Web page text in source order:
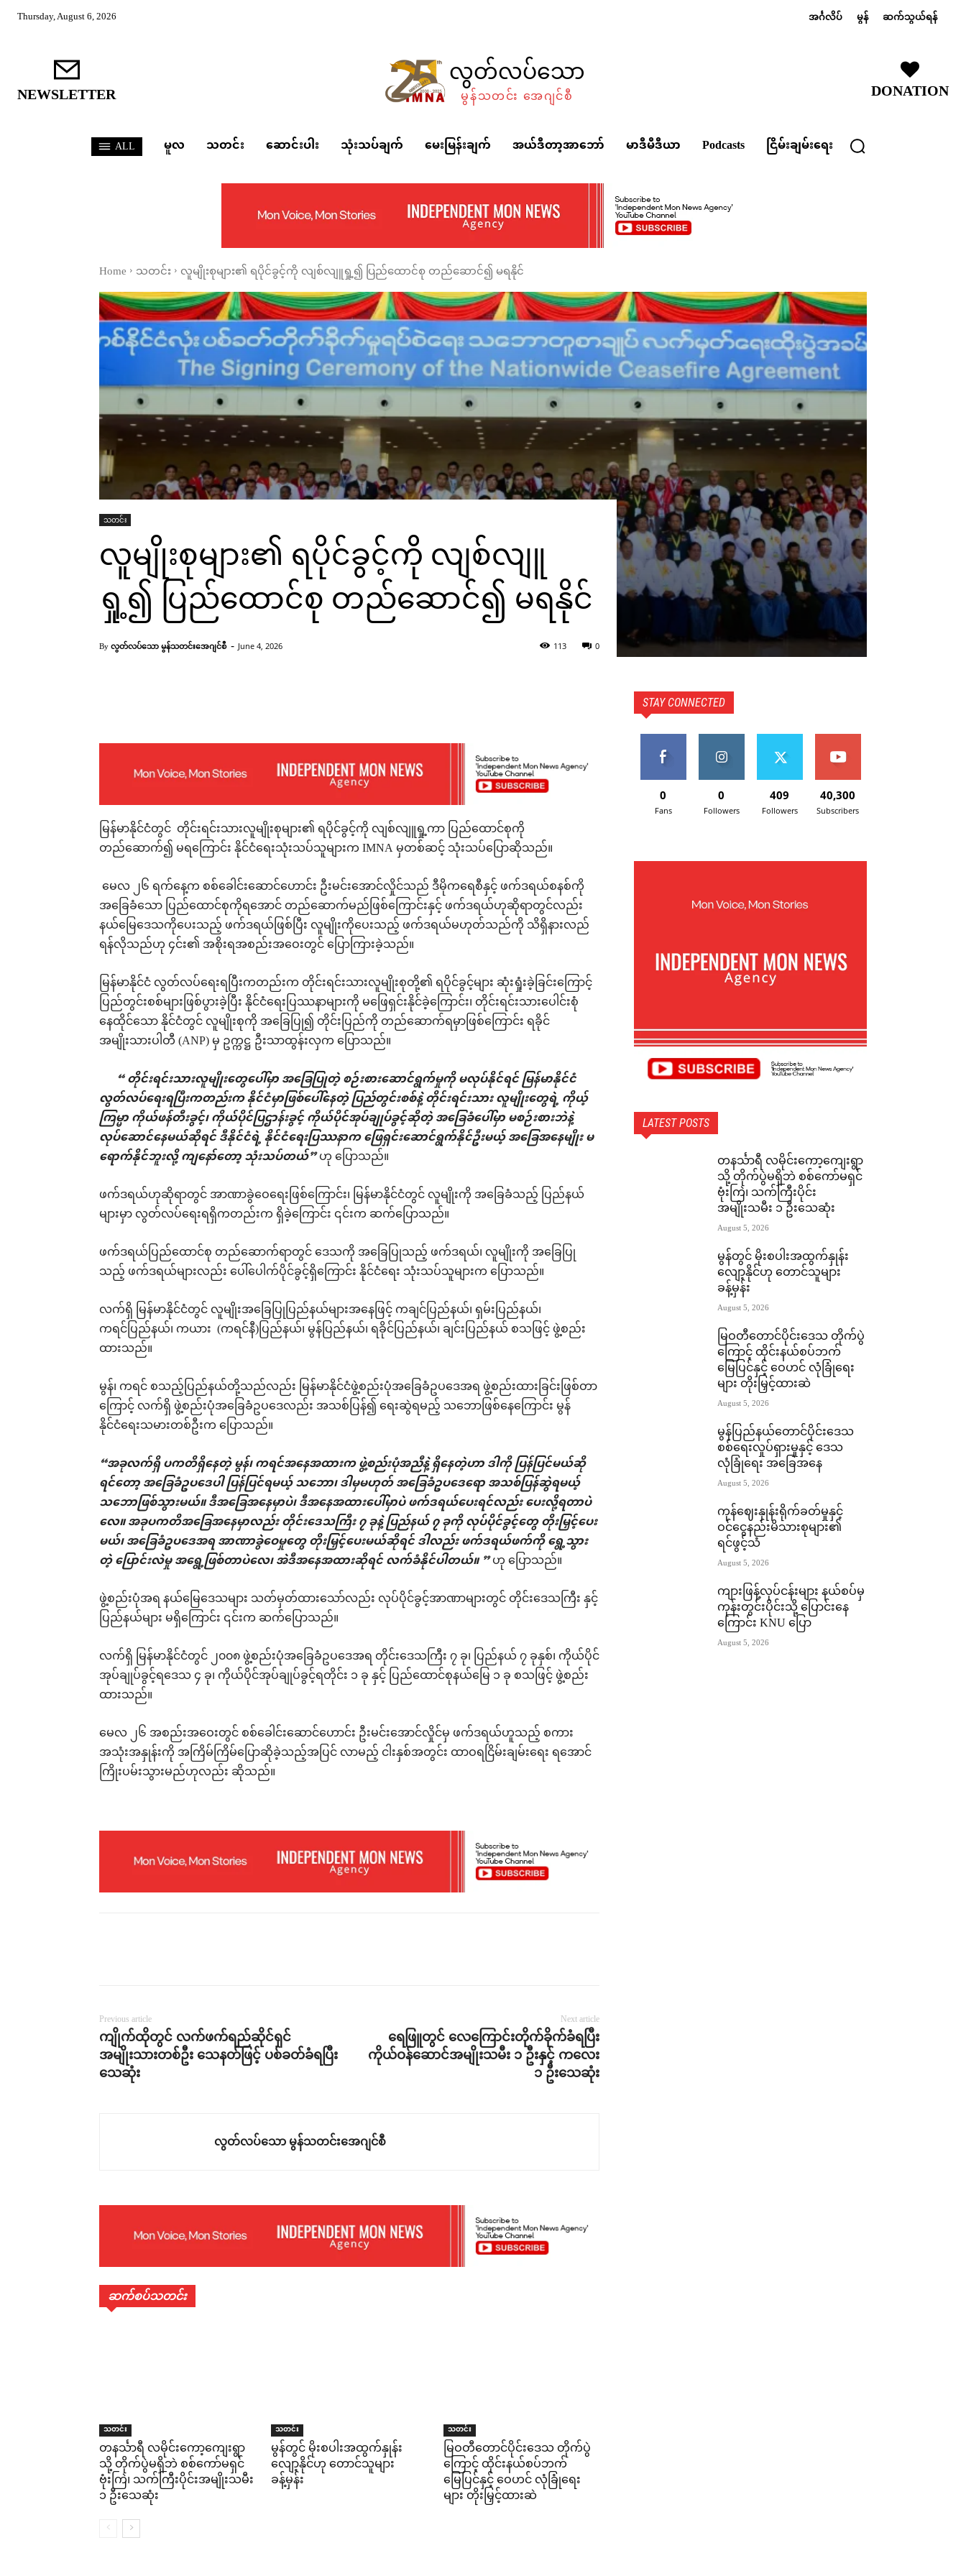
Thursday, August 6, 2026 အင်္ဂလိပ် မွန် ဆက်သွယ်ရန်
NEWSLETTER လွတ်လပ်သော
မွန်သတင်း အေဂျင်စီ DONATION
ALL မူလ သတင်း ဆောင်းပါး သုံးသပ်ချက် မေးမြန်းချက် အယ်ဒီတာ့အာဘော် မာဒီမီဒီယာ Podcasts ငြိမ်းချမ်းရေး
Home သတင်း လူမျိုးစုများ၏ ရပိုင်ခွင့်ကို လျစ်လျူရှု့၍ ပြည်ထောင်စု တည်ဆောင်၍ မရနိုင်
သတင်း
လူမျိုးစုများ၏ ရပိုင်ခွင့်ကို လျစ်လျူ
ရှု့၍ ပြည်ထောင်စု တည်ဆောင်၍ မရနိုင်
By လွတ်လပ်သော မွန်သတင်းအေဂျင်စီ - June 4, 2026 0
113
မြန်မာနိုင်ငံတွင် တိုင်းရင်းသားလူမျိုးစုများ၏ ရပိုင်ခွင့်ကို လျစ်လျူရှု့ကာ ပြည်ထောင်စုကို
တည်ဆောက်၍ မရကြောင်း နိုင်ငံရေးသုံးသပ်သူများက IMNA မှတစ်ဆင့် သုံးသပ်ပြောဆိုသည်။
မေလ ၂၆ ရက်နေ့က စစ်ခေါင်းဆောင်ဟောင်း ဦးမင်းအောင်လှိုင်သည် ဒီမိုကရေစီနှင့် ဖက်ဒရယ်စနစ်ကို
အခြေခံသော ပြည်ထောင်စုကိုရအောင် တည်ဆောက်မည်ဖြစ်ကြောင်းနှင့် ဖက်ဒရယ်ဟုဆိုရာတွင်လည်း
နယ်မြေဒေသကိုပေးသည့် ဖက်ဒရယ်ဖြစ်ပြီး လူမျိုးကိုပေးသည့် ဖက်ဒရယ်မဟုတ်သည်ကို သိရှိနားလည်
ရန်လိုသည်ဟု ၄င်း၏ အစိုးရအစည်းအဝေးတွင် ပြောကြားခဲ့သည်။
မြန်မာနိုင်ငံ လွတ်လပ်ရေးရပြီးကတည်းက တိုင်းရင်းသားလူမျိုးစုတို့၏ ရပိုင်ခွင့်များ ဆုံးရှုံးခဲ့ခြင်းကြောင့်
ပြည်တွင်းစစ်များဖြစ်ပွားခဲ့ပြီး နိုင်ငံရေးပြဿနာများကို မဖြေရှင်းနိုင်ခဲ့ကြောင်း၊ တိုင်းရင်းသားပေါင်းစုံ
နေထိုင်သော နိုင်ငံတွင် လူမျိုးစုကို အခြေပြု၍ တိုင်းပြည်ကို တည်ဆောက်ရမှာဖြစ်ကြောင်း ရခိုင်
အမျိုးသားပါတီ (ANP) မှ ဥက္ကဋ္ဌ ဦးသာထွန်းလှက ပြောသည်။
“ တိုင်းရင်းသားလူမျိုးတွေပေါ်မှာ အခြေပြုတဲ့ စဉ်းစားဆောင်ရွက်မှုကို မလုပ်နိုင်ရင် မြန်မာနိုင်ငံ
လွတ်လပ်ရေးရပြီးကတည်းက နိုင်ငံမှာဖြစ်ပေါ်နေတဲ့ ပြည်တွင်းစစ်နဲ့ တိုင်းရင်းသား လူမျိုးတွေရဲ့ ကိုယ့်
ကြမ္မာ ကိုယ်ဖန်တီးခွင့်၊ ကိုယ်ပိုင်ပြဌာန်းခွင့် ကိုယ်ပိုင်အုပ်ချုပ်ခွင့်ဆိုတဲ့ အခြေခံပေါ်မှာ မစဉ်းစားဘဲနဲ့
လုပ်ဆောင်နေမယ်ဆိုရင် ဒီနိုင်ငံရဲ့ နိုင်ငံရေးပြဿနာက ဖြေရှင်းဆောင်ရွက်နိုင်ဦးမယ့် အခြေအနေမျိုး မ
ရောက်နိုင်ဘူးလို့ ကျနော်တော့ သုံးသပ်တယ်”ဟု ပြောသည်။
ဖက်ဒရယ်ဟုဆိုရာတွင် အာဏာခွဲဝေရေးဖြစ်ကြောင်း၊ မြန်မာနိုင်ငံတွင် လူမျိုးကို အခြေခံသည့် ပြည်နယ်
များမှာ လွတ်လပ်ရေးရရှိကတည်းက ရှိခဲ့ကြောင်း ၎င်းက ဆက်ပြောသည်။
ဖက်ဒရယ်ပြည်ထောင်စု တည်ဆောက်ရာတွင် ဒေသကို အခြေပြုသည့် ဖက်ဒရယ်၊ လူမျိုးကို အခြေပြု
သည့် ဖက်ဒရယ်များလည်း ပေါ်ပေါက်ပိုင်ခွင့်ရှိကြောင်း နိုင်ငံရေး သုံးသပ်သူများက ပြောသည်။
လက်ရှိ မြန်မာနိုင်ငံတွင် လူမျိုးအခြေပြုပြည်နယ်များအနေဖြင့် ကချင်ပြည်နယ်၊ ရှမ်းပြည်နယ်၊
ကရင်ပြည်နယ်၊ ကယား (ကရင်နီ)ပြည်နယ်၊ မွန်ပြည်နယ်၊ ရခိုင်ပြည်နယ်၊ ချင်းပြည်နယ် စသဖြင့် ဖွဲ့စည်း
ထားသည်။
မွန်၊ ကရင် စသည့်ပြည်နယ်တို့သည်လည်း မြန်မာနိုင်ငံဖွဲ့စည်းပုံအခြေခံဥပဒေအရ ဖွဲ့စည်းထားခြင်းဖြစ်တာ
ကြောင့် လက်ရှိ ဖွဲ့စည်းပုံအခြေခံဥပဒေလည်း အသစ်ပြန်၍ ရေးဆွဲရမည့် သဘောဖြစ်နေကြောင်း မွန်
နိုင်ငံရေးသမားတစ်ဦးက ပြောသည်။
“အခုလက်ရှိ ပကတိရှိနေတဲ့ မွန်၊ ကရင်အနေအထားက ဖွဲ့စည်းပုံအညီနဲ့ ရှိနေတဲ့ဟာ ဒါကို ပြန်ပြင်မယ်ဆို
ရင်တော့ အခြေခံဥပဒေပါ ပြန်ပြင်ရမယ့် သဘော၊ ဒါမှမဟုတ် အခြေခံဥပဒေရော အသစ်ပြန်ဆွဲရမယ့်
သဘောဖြစ်သွားမယ်။ ဒီအခြေအနေမှာပဲ၊ ဒီအနေအထားပေါ်မှာပဲ ဖက်ဒရယ်ပေးရင်လည်း ပေးလို့ရတာပဲ
လေ။ အခုပကတိအခြေအနေမှာလည်း တိုင်းဒေသကြီး ၇ ခုနဲ့ ပြည်နယ် ၇ ခုကို လုပ်ပိုင်ခွင့်တွေ တိုးမြှင့်ပေး
မယ်၊ အခြေခံဥပဒေအရ အာဏာခွဲဝေမှုတွေ တိုးမြှင့်ပေးမယ်ဆိုရင် ဒါလည်း ဖက်ဒရယ်ဖက်ကို ရွေ့သွား
တဲ့ ပြောင်းလဲမှု အရွေ့ဖြစ်တာပဲလေ၊ အဲဒီအနေအထားဆိုရင် လက်ခံနိုင်ပါတယ်။ ”ဟု ပြောသည်။
ဖွဲ့စည်းပုံအရ နယ်မြေဒေသများ သတ်မှတ်ထားသော်လည်း လုပ်ပိုင်ခွင့်အာဏာများတွင် တိုင်းဒေသကြီး နှင့်
ပြည်နယ်များ မရှိကြောင်း ၎င်းက ဆက်ပြောသည်။
လက်ရှိ မြန်မာနိုင်ငံတွင် ၂၀၀၈ ဖွဲ့စည်းပုံအခြေခံဥပဒေအရ တိုင်းဒေသကြီး ၇ ခု၊ ပြည်နယ် ၇ ခုနှစ်၊ ကိုယ်ပိုင်
အုပ်ချုပ်ခွင့်ရဒေသ ၄ ခု၊ ကိုယ်ပိုင်အုပ်ချုပ်ခွင့်ရတိုင်း ၁ ခု နှင့် ပြည်ထောင်စုနယ်မြေ ၁ ခု စသဖြင့် ဖွဲ့စည်း
ထားသည်။
မေလ ၂၆ အစည်းအဝေးတွင် စစ်ခေါင်းဆောင်ဟောင်း ဦးမင်းအောင်လှိုင်မှ ဖက်ဒရယ်ဟူသည့် စကား
အသုံးအနှုန်းကို အကြိမ်ကြိမ်ပြောဆိုခဲ့သည့်အပြင် လာမည့် ငါးနှစ်အတွင်း ထာဝရငြိမ်းချမ်းရေး ရအောင်
ကြိုးပမ်းသွားမည်ဟုလည်း ဆိုသည်။
Previous article
ကျိုက်ထိုတွင် လက်ဖက်ရည်ဆိုင်ရှင်
အမျိုးသားတစ်ဦး သေနတ်ဖြင့် ပစ်ခတ်ခံရပြီး
သေဆုံး
Next article
ရေဖြူတွင် လေကြောင်းတိုက်ခိုက်ခံရပြီး
ကိုယ်ဝန်ဆောင်အမျိုးသမီး ၁ ဦးနှင့် ကလေး
၁ ဦးသေဆုံး
လွတ်လပ်သော မွန်သတင်းအေဂျင်စီ
ဆက်စပ်သတင်း
သတင်း
တနင်္သာရီ လမိုင်းကော့ကျေးရွာ
သို့ တိုက်ပွဲမရှိဘဲ စစ်ကော်မရှင်
ဗုံးကြဲ၊ သက်ကြီးပိုင်းအမျိုးသမီး
၁ ဦးသေဆုံး
သတင်း
မွန်တွင် မိုးစပါးအထွက်နှုန်း
လျော့နိုင်ဟု တောင်သူများ
ခန့်မှန်း
သတင်း
မြဝတီတောင်ပိုင်းဒေသ တိုက်ပွဲ
ကြောင့် ထိုင်းနယ်စပ်ဘက်
မြေပြင်နှင့် ဝေဟင် လုံခြုံရေး
များ တိုးမြှင့်ထားဆဲ
STAY CONNECTED
0
Fans
0
Followers
409
Followers
40,300
Subscribers
LATEST POSTS
တနင်္သာရီ လမိုင်းကော့ကျေးရွာ
သို့ တိုက်ပွဲမရှိဘဲ စစ်ကော်မရှင်
ဗုံးကြဲ၊ သက်ကြီးပိုင်း
အမျိုးသမီး ၁ ဦးသေဆုံး
August 5, 2026
မွန်တွင် မိုးစပါးအထွက်နှုန်း
လျော့နိုင်ဟု တောင်သူများ
ခန့်မှန်း
August 5, 2026
မြဝတီတောင်ပိုင်းဒေသ တိုက်ပွဲ
ကြောင့် ထိုင်းနယ်စပ်ဘက်
မြေပြင်နှင့် ဝေဟင် လုံခြုံရေး
များ တိုးမြှင့်ထားဆဲ
August 5, 2026
မွန်ပြည်နယ်တောင်ပိုင်းဒေသ
စစ်ရေးလှုပ်ရှားမှုနှင့် ဒေသ
လုံခြုံရေး အခြေအနေ
August 5, 2026
ကုန်ဈေးနှုန်းရိုက်ခတ်မှုနှင့်
ဝင်ငွေနည်းမိသားစုများ၏
ရင်ဖွင့်သံ
August 5, 2026
ကျားဖြန့်လုပ်ငန်းများ နယ်စပ်မှ
ကုန်းတွင်းပိုင်းသို့ ပြောင်းနေ
ကြောင်း KNU ပြော
August 5, 2026